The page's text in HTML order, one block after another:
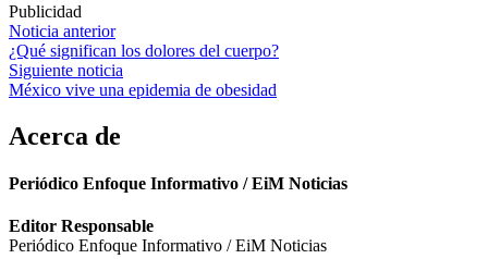
Publicidad
Navegación
de
entradas
Noticia anterior
¿Qué significan los dolores del cuerpo?
Siguiente noticia
México vive una epidemia de obesidad
Acerca de
Periódico Enfoque Informativo / EiM Noticias
Editor Responsable
Periódico Enfoque Informativo / EiM Noticias